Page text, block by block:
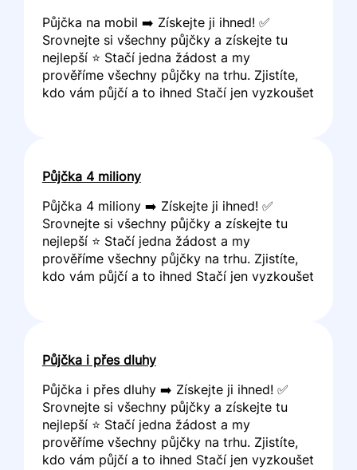
Půjčka na mobil ➡️ Získejte ji ihned! ✅
Srovnejte si všechny půjčky a získejte tu
nejlepší ⭐ Stačí jedna žádost a my
prověříme všechny půjčky na trhu. Zjistíte,
kdo vám půjčí a to ihned Stačí jen vyzkoušet
Půjčka 4 miliony
Půjčka 4 miliony ➡️ Získejte ji ihned! ✅
Srovnejte si všechny půjčky a získejte tu
nejlepší ⭐ Stačí jedna žádost a my
prověříme všechny půjčky na trhu. Zjistíte,
kdo vám půjčí a to ihned Stačí jen vyzkoušet
Půjčka i přes dluhy
Půjčka i přes dluhy ➡️ Získejte ji ihned! ✅
Srovnejte si všechny půjčky a získejte tu
nejlepší ⭐ Stačí jedna žádost a my
prověříme všechny půjčky na trhu. Zjistíte,
kdo vám půjčí a to ihned Stačí jen vyzkoušet